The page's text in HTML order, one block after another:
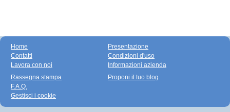
Home
Contatti
Lavora con noi
Presentazione
Condizioni d'uso
Informazioni azienda
Rassegna stampa
F.A.Q.
Gestisci i cookie
Proponi il tuo blog